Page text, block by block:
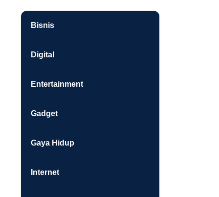
Bisnis
Digital
Entertainment
Gadget
Gaya Hidup
Internet